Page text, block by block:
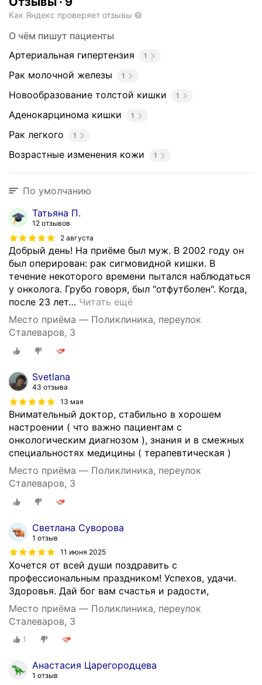
Как Яндекс проверяет отзывы
О чём пишут пациенты
Артериальная гипертензия
1
Рак молочной железы 1
Новообразование толстой кишки 1
Аденокарцинома кишки 1
Рак легкого 1
Возрастные изменения кожи 1
По умолчанию
Татьяна П.
12 отзывов
2 августа
Добрый день! На приёме был муж. В 2002 году он
был оперирован: рак сигмовидной кишки. В
течение некоторого времени пытался наблюдаться
у онколога. Грубо говоря, был "отфутболен". Когда,
после 23 лет… Читать ещё
Место приёма — Поликлиника, переулок
Сталеваров, 3
Svetlana
43 отзыва
13 мая
Внимательный доктор, стабильно в хорошем
настроении ( что важно пациентам с
онкологическим диагнозом ), знания и в смежных
специальностях медицины ( терапевтическая )
Место приёма — Поликлиника, переулок
Сталеваров, 3
Светлана Суворова
1 отзыв
11 июня 2025
Хочется от всей души поздравить с
профессиональным праздником! Успехов, удачи.
Здоровья. Дай бог вам счастья и радости,
Место приёма — Поликлиника, переулок
Сталеваров, 3
1
Анастасия Царегородцева
1 отзыв